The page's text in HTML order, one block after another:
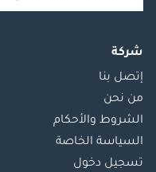
شركة
إتصل بنا
من نحن
الشروط والأحكام
السياسة الخاصة
تسجيل دخول